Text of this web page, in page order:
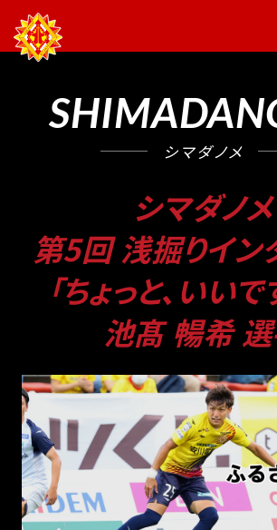
シマダノメ
シマダノメ
第5回 浅掘りイン
「ちょっと、いいで
池髙 暢希